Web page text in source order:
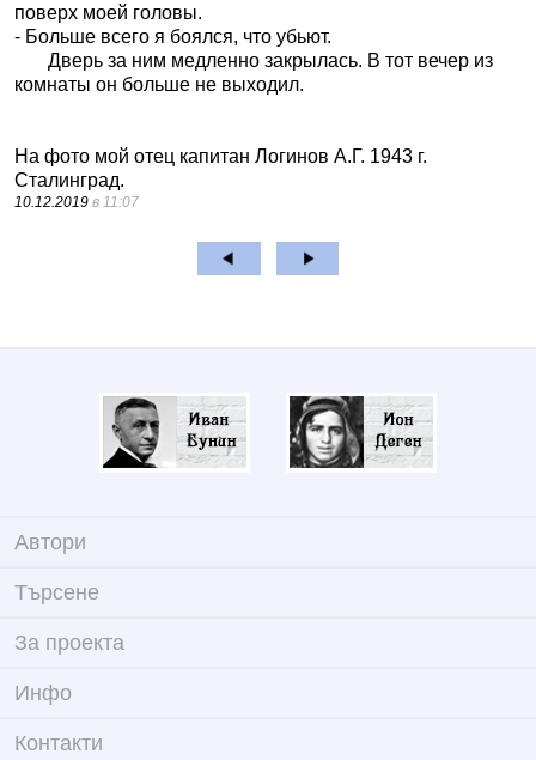
поверх моей головы.
- Больше всего я боялся, что убьют.
Дверь за ним медленно закрылась. В тот вечер из
комнаты он больше не выходил.
На фото мой отец капитан Логинов А.Г. 1943 г.
Сталинград.
10.12.2019 в 11:07
Автори
Търсене
За проекта
Инфо
Контакти